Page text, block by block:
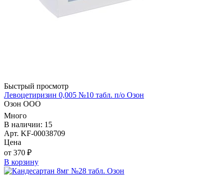
Быстрый просмотр
Левоцетиризин 0,005 №10 табл. п/о Озон
Озон ООО
Много
В наличии: 15
Арт. KF-00038709
Цена
от 370 ₽
В корзину